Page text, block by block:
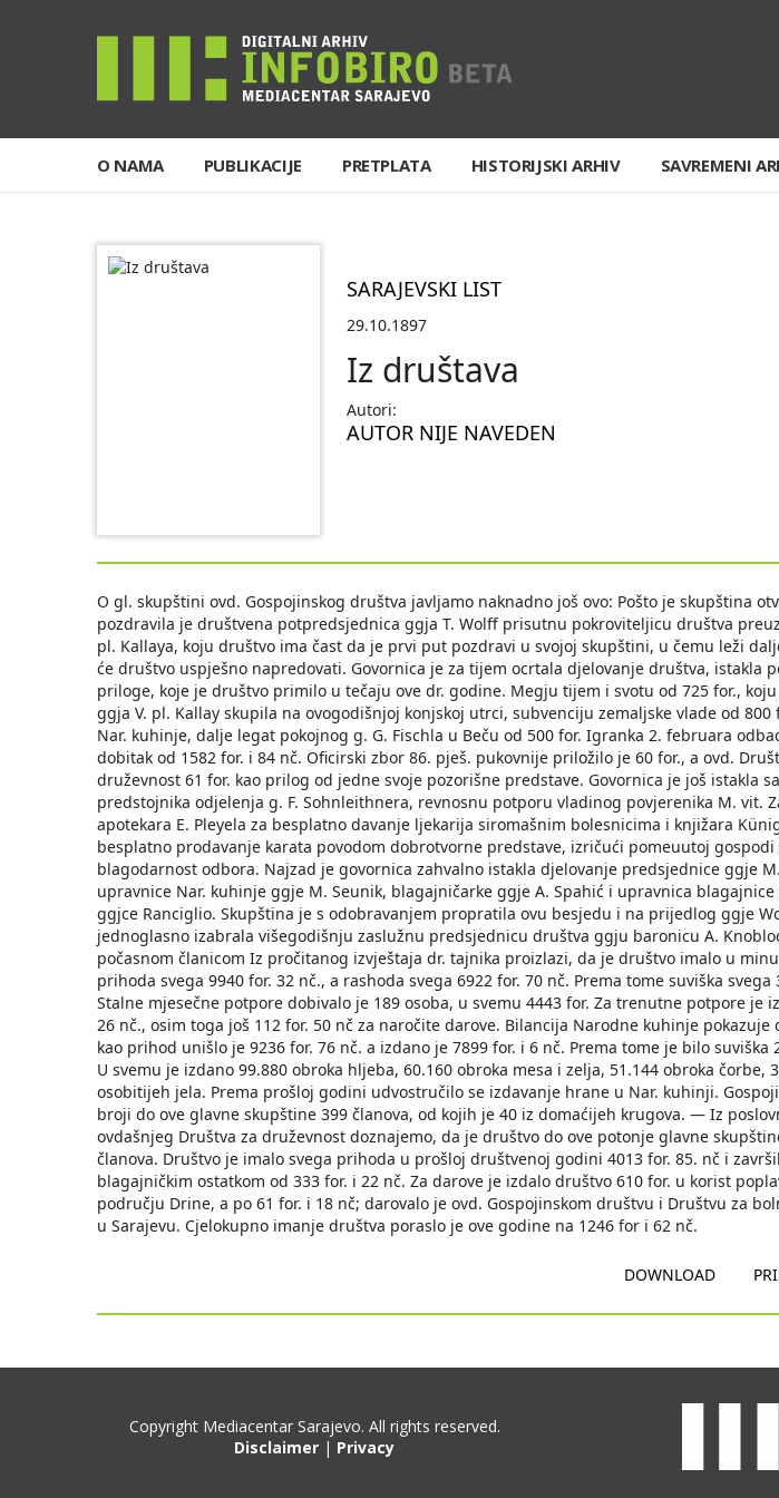
O NAMA PUBLIKACIJE PRETPLATA HISTORIJSKI ARHIV SAVREMENI
SARAJEVSKI LIST
29.10.1897
Iz društava
Autori:
AUTOR NIJE NAVEDEN
O gl. skupštini ovd. Gospojinskog društva javljamo naknadno još ovo: Pošto je skupština
pozdravila je društvena potpredsjednica ggja T. Wolff prisutnu pokroviteljicu društva
pl. Kallaya, koju društvo ima čast da je prvi put pozdravi u svojoj skupštini, u čemu leži
će društvo uspješno napredovati. Govornica je za tijem ocrtala djelovanje društva, istakla
priloge, koje je društvo primilo u tečaju ove dr. godine. Megju tijem i svotu od 725 for.,
ggja V. pl. Kallaу skupila na ovogodišnjoj konjskoj utrci, subvenciju zemaljske vlade od 800
Nar. kuhinje, dalje legat pokojnog g. G. Fischla u Beču od 500 for. Igranka 2. februara
dobitak od 1582 for. i 84 nč. Oficirski zbor 86. pješ. pukovnije priložilo je 60 for., a ovd.
druževnost 61 for. kao prilog od jedne svoje pozorišne predstave. Govornica je još istakla
predstojnika odjelenja g. F. Sohnleithnera, revnosnu potporu vladinog povjerenika M. vit.
apotekara E. Pleyela za besplatno davanje ljekarija siromašnim bolesnicima i knjižara
besplatno prodavanje karata povodom dobrotvorne predstave, izričući pomeuutoj gospodi
blagodarnost odbora. Najzad je govornica zahvalno istakla djelovanje predsjednice ggje
upravnice Nar. kuhinje ggje M. Seunik, blagajničarke ggje A. Spahić i upravnica blagajnice
ggjce Ranciglio. Skupština je s odobravanjem propratila ovu besjedu i na prijedlog ggje
jednoglasno izabrala višegodišnju zaslužnu predsjednicu društva ggju baronicu A.
počasnom članicom Iz pročitanog izvještaja dr. tajnika proizlazi, da je društvo imalo u
prihoda svega 9940 for. 32 nč., a rashoda svega 6922 for. 70 nč. Prema tome suviška svega
Stalne mjesečne potpore dobivalo je 189 osoba, u svemu 4443 for. Za trenutne potpore je
26 nč., osim toga još 112 for. 50 nč za naročite darove. Bilancija Narodne kuhinje pokazuje
kao prihod unišlo je 9236 for. 76 nč. a izdano je 7899 for. i 6 nč. Prema tome je bilo suviška
U svemu je izdano 99.880 obroka hljeba, 60.160 obroka mesa i zelja, 51.144 obroka čorbe,
osobitijeh jela. Prema prošloj godini udvostručilo se izdavanje hrane u Nar. kuhinji.
broji do ove glavne skupštine 399 članova, od kojih je 40 iz domaćijeh krugova. — Iz
ovdašnjeg Društva za druževnost doznajemo, da je društvo do ove potonje glavne
članova. Društvo je imalo svega prihoda u prošloj društvenoj godini 4013 for. 85. nč i
blagajničkim ostatkom od 333 for. i 22 nč. Za darove je izdalo društvo 610 for. u korist
području Drine, a po 61 for. i 18 nč; darovalo je ovd. Gospojinskom društvu i Društvu za
u Sarajevu. Cjelokupno imanje društva poraslo je ove godine na 1246 for i 62 nč.
DOWNLOAD
Copyright Mediacentar Sarajevo. All rights reserved.
Disclaimer | Privacy